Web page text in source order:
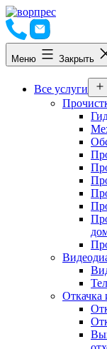
Перейти
к
содержимому
Меню Закрыть
Все услуги
Откачка